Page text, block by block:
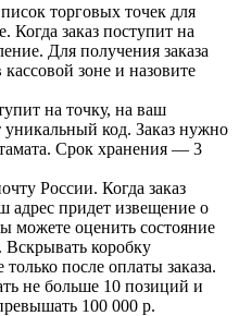
торговых точек для
Когда заказ поступит на
Для получения заказа
зоне и назовите
на точку, на ваш
код. Заказ нужно
Срок хранения — 3
России. Когда заказ
адрес придет извещение о
можете оценить состояние
Вскрывать коробку
после оплаты заказа.
не больше 10 позиций и
100 000 р.